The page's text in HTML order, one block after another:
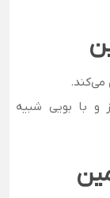
می‌کند.
و با بویی شبیه